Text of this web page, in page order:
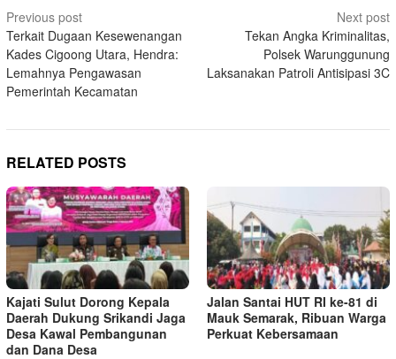
Post
navigation
Previous post
Terkait Dugaan Kesewenangan
Kades Cigoong Utara, Hendra:
Lemahnya Pengawasan
Pemerintah Kecamatan
Next post
Tekan Angka Kriminalitas,
Polsek Warunggunung
Laksanakan Patroli Antisipasi 3C
RELATED POSTS
Kajati Sulut Dorong Kepala
Daerah Dukung Srikandi Jaga
Desa Kawal Pembangunan
dan Dana Desa
Jalan Santai HUT RI ke-81 di
Mauk Semarak, Ribuan Warga
Perkuat Kebersamaan